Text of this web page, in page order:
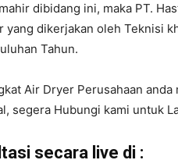
dibidang ini, maka PT.
yang dikerjakan oleh Teknisi
Tahun.
Air Dryer Perusahaan
segera Hubungi kami untuk
secara live di :